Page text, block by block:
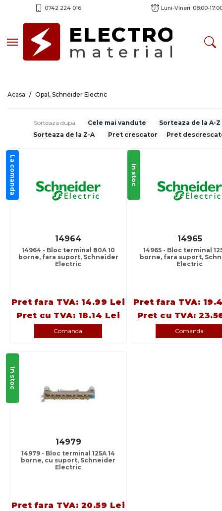
0742 224 016 Luni-Vineri: 08:00-
Toggle navigationELECTRO
material
Acasa Opal, Schneider Electric
Sorteaza dupa: Cele mai vandute
Sorteaza de la A-Z
Sorteaza de la Z-A
Pret crescator Pret
La comanda
14964
14964 - Bloc terminal 80A 10
borne, fara suport, Schneider
Electric
Pret fara TVA: 14.99 Lei
Pret cu TVA: 18.14 Lei
Comanda
In stoc
14965
14965 - Bloc terminal
borne, fara suport,
Electric
Pret fara TVA:
Pret cu TVA:
Comanda
In stoc
14979
14979 - Bloc terminal 125A 14
borne, cu suport, Schneider
Electric
Pret fara TVA: 20.59 Lei